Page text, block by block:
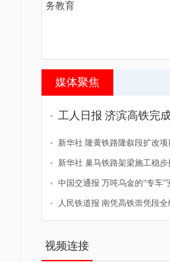
务教育
媒体聚焦
工人日报 济滨高铁完
新华社 巢马铁路架梁施工稳步
中国交通报 万吨乌金的“专车”
人民铁道报 南凭高铁崇凭段
视频连接